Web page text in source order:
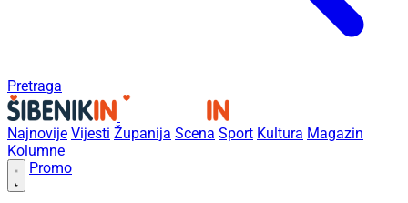
Pretraga
Najnovije Vijesti Županija Scena Sport Kultura Magazin
Kolumne
Promo